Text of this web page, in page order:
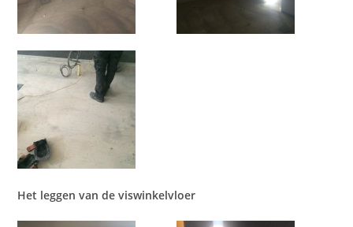
Het leggen van de viswinkelvloer